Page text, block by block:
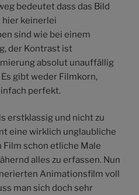
bedeutet dass das Bild
hier keinerlei
sind wie bei einem
der Kontrast ist
absolut unauffällig
gibt weder Filmkorn,
perfekt.
erstklassig und nicht zu
eine wirklich unglaubliche
Film schon etliche Male
alles zu erfassen. Nun
Animationsfilm voll
man sich doch sehr